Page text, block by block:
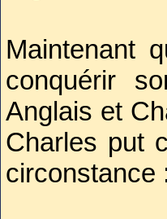
Maintenant
conquérir
Anglais et
Charles put
circonstance